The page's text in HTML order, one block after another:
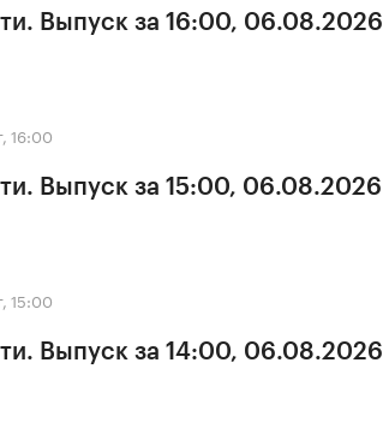
Выпуск за 16:00, 06.08.2026
16:00
Выпуск за 15:00, 06.08.2026
15:00
Выпуск за 14:00, 06.08.2026